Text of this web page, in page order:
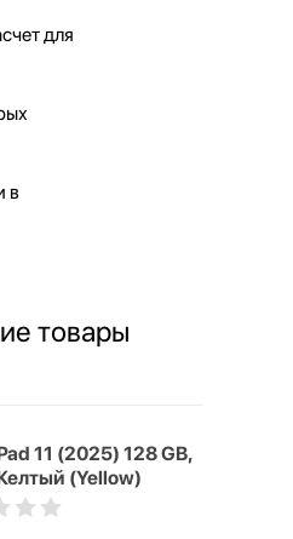
для
в
товары
11 (2025) 128 GB,
(Yellow)